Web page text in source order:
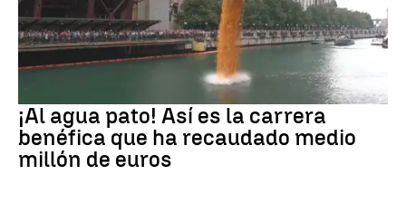
¡Al agua pato! Así es la carrera
benéfica que ha recaudado medio
millón de euros